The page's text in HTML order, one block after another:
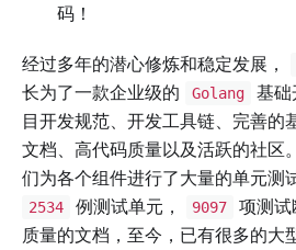
码！
经过多年的潜心修炼和稳定发展，
长为了一款企业级的
Golang
基础
目开发规范、开发工具链、完善的
文档、高代码质量以及活跃的社区
们为各个组件进行了大量的单元测
2534 例测试单元， 9097
项测试
质量的文档，至今，已有很多的大